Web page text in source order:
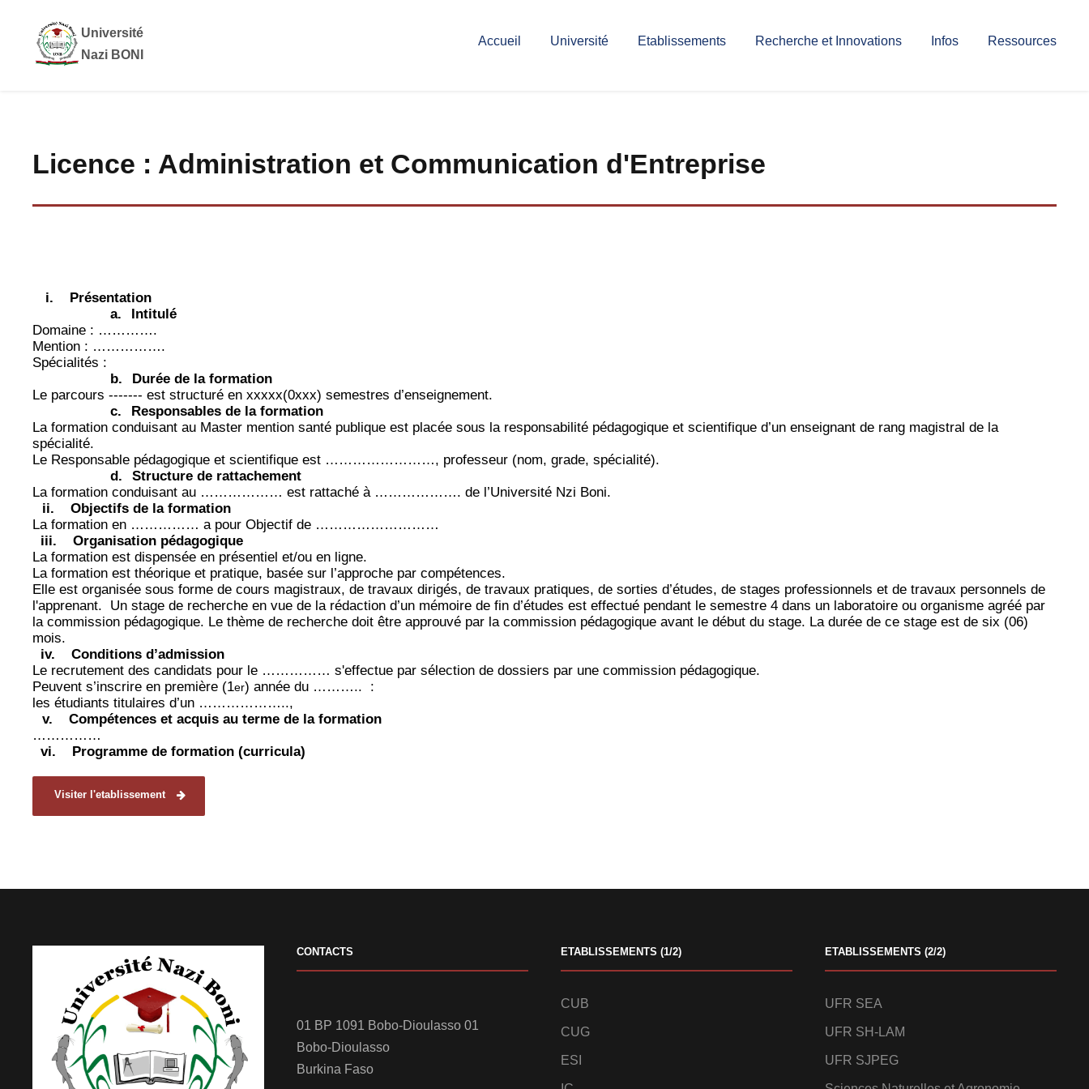
Université
Nazi BONI
Accueil Université Etablissements Recherche et Innovations Infos Ressources
Licence : Administration et Communication d'Entreprise
i.
Présentation
a.
Intitulé
Domaine : ………….
Mention : …………….
Spécialités :
b.
Durée de la formation
Le parcours ------- est structuré en xxxxx(0xxx) semestres d’enseignement.
c.
Responsables de la formation
La formation conduisant au Master mention santé publique est placée sous la responsabilité pédagogique et scientifique d’un enseignant de rang magistral de la
spécialité.
Le Responsable pédagogique et scientifique est ……………………, professeur (nom, grade, spécialité).
d.
Structure de rattachement
La formation conduisant au ……………… est rattaché à ………………. de l’Université Nzi Boni.
ii.
Objectifs de la formation
La formation en …………… a pour Objectif de ………………………
iii.
Organisation pédagogique
La formation est dispensée en présentiel et/ou en ligne.
La formation est théorique et pratique, basée sur l’approche par compétences.
Elle est organisée sous forme de cours magistraux, de travaux dirigés, de travaux pratiques, de sorties d’études, de stages professionnels et de travaux personnels de
l'apprenant.
Un stage de recherche en vue de la rédaction d’un mémoire de fin d’études est effectué pendant le semestre 4 dans un laboratoire ou organisme agréé par
la commission pédagogique. Le thème de recherche doit être approuvé par la commission pédagogique avant le début du stage. La durée de ce stage est de six (06)
mois.
iv.
Conditions d’admission
Le recrutement des candidats pour le …………… s'effectue par sélection de dossiers par une commission pédagogique.
Peuvent s’inscrire en première (1er) année du ………..
:
les étudiants titulaires d’un ………………..,
v.
Compétences et acquis au terme de la formation
……………
vi.
Programme de formation (curricula)
Visiter l'etablissement
CONTACTS
01 BP 1091 Bobo-Dioulasso 01
Bobo-Dioulasso
Burkina Faso
ETABLISSEMENTS (1/2)
CUB
CUG
ESI
ETABLISSEMENTS (2/2)
UFR SEA
UFR SH-LAM
UFR SJPEG